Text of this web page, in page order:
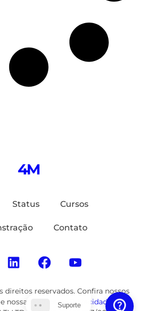
Status Cursos
Contato
direitos reservados. Confira nossos
nossa Política de Privacidade
Suporte